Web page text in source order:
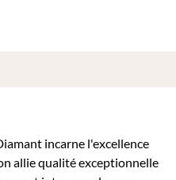
incarne l'excellence
allie qualité exceptionnelle